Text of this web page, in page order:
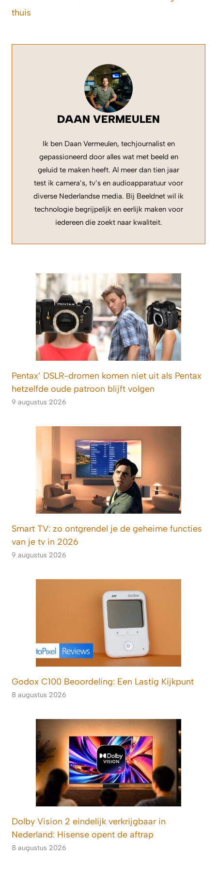
thuis
DAAN VERMEULEN
Ik ben Daan Vermeulen, techjournalist en
gepassioneerd door alles wat met beeld en
geluid te maken heeft. Al meer dan tien jaar
test ik camera’s, tv’s en audioapparatuur voor
diverse Nederlandse media. Bij Beeldnet wil ik
technologie begrijpelijk en eerlijk maken voor
iedereen die zoekt naar kwaliteit.
Pentax’ DSLR-dromen komen niet uit als Pentax
hetzelfde oude patroon blijft volgen
9 augustus 2026
Smart TV: zo ontgrendel je de geheime functies
van je tv in 2026
9 augustus 2026
Godox C100 Beoordeling: Een Lastig Kijkpunt
8 augustus 2026
Dolby Vision 2 eindelijk verkrijgbaar in
Nederland: Hisense opent de aftrap
8 augustus 2026